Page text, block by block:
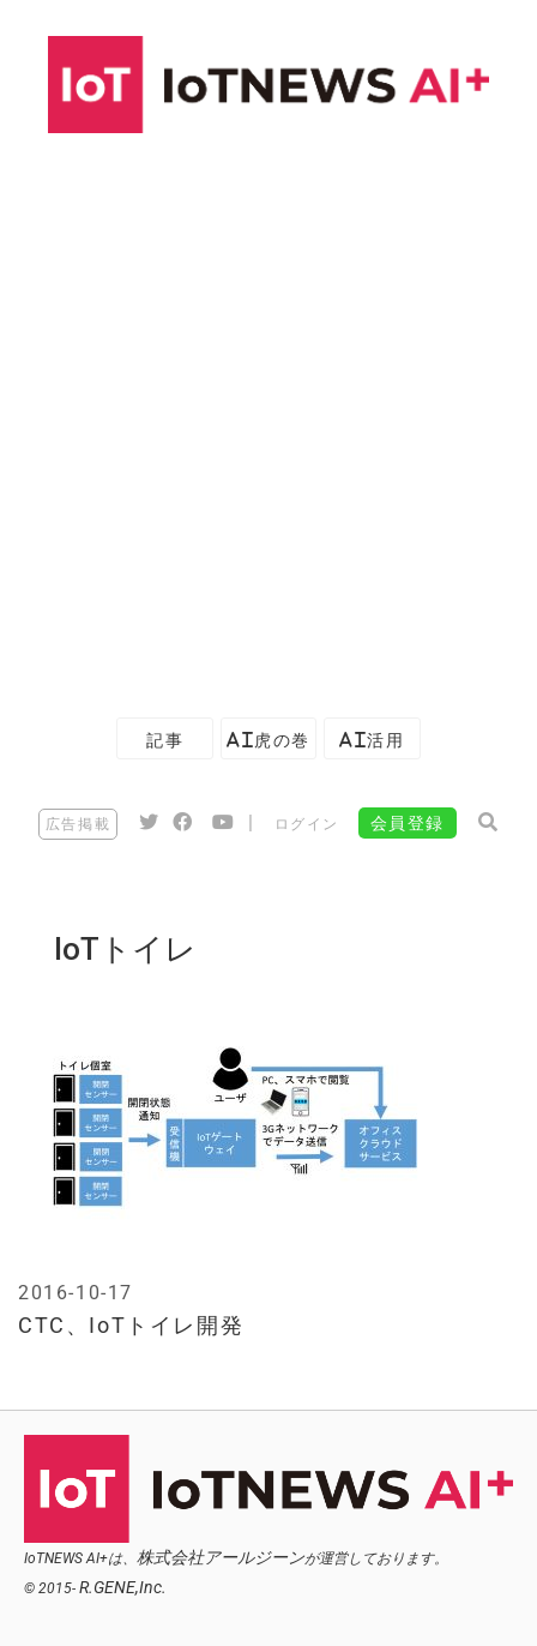
記事 AI虎の巻 AI活用
広告掲載 ログイン 会員登録
IoTトイレ
CTC、IoTトイレ開発
2016-10-17
IoTNEWS AI+は、 株式会社アールジーンが運営しております。
© 2015- R.GENE,Inc.